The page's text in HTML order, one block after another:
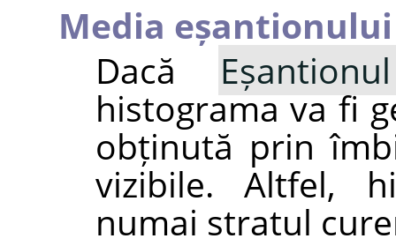
Media eșantionului
Dacă
histograma va fi
obținută prin
vizibile. Altfel,
numai stratul